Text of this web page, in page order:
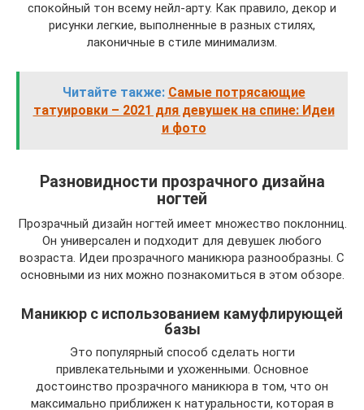
спокойный тон всему нейл-арту. Как правило, декор и
рисунки легкие, выполненные в разных стилях,
лаконичные в стиле минимализм.
Читайте также: Самые потрясающие
татуировки – 2021 для девушек на спине: Идеи
и фото
Разновидности прозрачного дизайна
ногтей
Прозрачный дизайн ногтей имеет множество поклонниц.
Он универсален и подходит для девушек любого
возраста. Идеи прозрачного маникюра разнообразны. С
основными из них можно познакомиться в этом обзоре.
Маникюр с использованием камуфлирующей
базы
Это популярный способ сделать ногти
привлекательными и ухоженными. Основное
достоинство прозрачного маникюра в том, что он
максимально приближен к натуральности, которая в